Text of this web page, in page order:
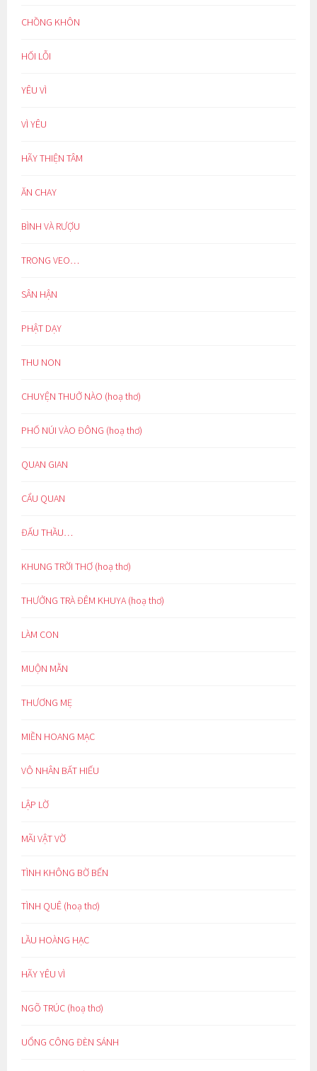
CHỒNG KHÔN
HỐI LỖI
YÊU VÌ
VÌ YÊU
HÃY THIỆN TÂM
ĂN CHAY
BÌNH VÀ RƯỢU
TRONG VEO…
SÂN HẬN
PHẬT DẠY
THU NON
CHUYỆN THUỞ NÀO (hoạ thơ)
PHỐ NÚI VÀO ĐÔNG (hoạ thơ)
QUAN GIAN
CẨU QUAN
ĐẤU THẦU…
KHUNG TRỜI THƠ (hoạ thơ)
THƯỞNG TRÀ ĐÊM KHUYA (hoạ thơ)
LÀM CON
MUỘN MẰN
THƯƠNG MẸ
MIỀN HOANG MẠC
VÔ NHÂN BẤT HIẾU
LẬP LỜ
MÃI VẬT VỜ
TÌNH KHÔNG BỜ BẾN
TÌNH QUÊ (hoạ thơ)
LẦU HOÀNG HẠC
HÃY YÊU VÌ
NGÕ TRÚC (hoạ thơ)
UỔNG CÔNG ĐÈN SÁNH